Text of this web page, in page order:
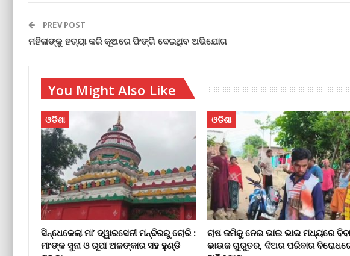
PREV POST
ମହିଳାଙ୍କୁ ହତ୍ୟା କରି କୂଅରେ ଫିଙ୍ଗି ଦେଇଥିବ ଅଭିଯୋଗ
You Might Also Like
ଓଡିଶା
ସିନ୍ଧେକେଲା ମା’ ଦ୍ୱାରସେନୀ ମନ୍ଦିରରୁ ଚୋରି :
ମା’ଙ୍କ ସୁନା ଓ ରୂପା ଅଳଙ୍କାର ସହ ହୁଣ୍ଡି
ଓଡିଶା
ଚାଷ ଜମିକୁ ନେଇ ଭାଇ ଭାଇ ମଧ୍ୟରେ
ଭାଉଜ ଗୁରୁତର, ଦିଅର ପରିବାର